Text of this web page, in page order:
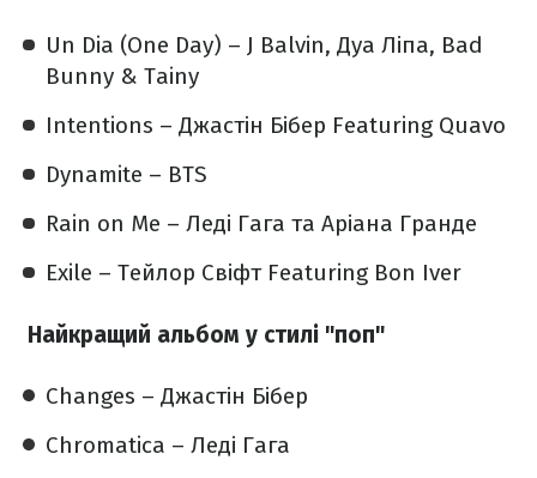
Un Dia (One Day) – J Balvin, Дуа Ліпа, Bad
Bunny & Tainy
Intentions – Джастін Бібер Featuring Quavo
Dynamite – BTS
Rain on Me – Леді Гага та Аріана Гранде
Exile – Тейлор Свіфт Featuring Bon Iver
Найкращий альбом у стилі "поп"
Changes – Джастін Бібер
Chromatica – Леді Гага